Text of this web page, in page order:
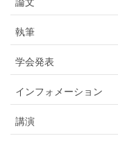
執筆
学会発表
インフォメーション
講演